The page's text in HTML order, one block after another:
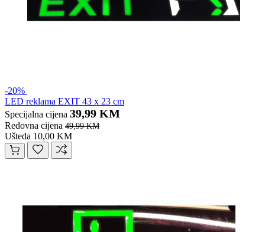
-20%
LED reklama EXIT 43 x 23 cm
Specijalna cijena 39,99 KM
Redovna cijena 49,99 KM
Ušteda 10,00 KM